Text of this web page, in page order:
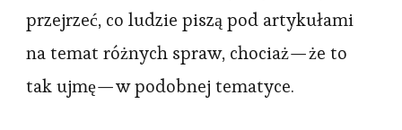
przejrzeć, co ludzie piszą pod artykułami
na temat różnych spraw, chociaż — że to
tak ujmę — w podobnej tematyce.